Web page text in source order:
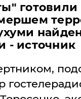
готовили
- источник